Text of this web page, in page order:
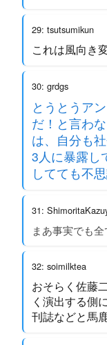
29: tsutsumikun
これは風向き
30: grdgs
とうとうア
だ！と言わ
は、自分も
3人に暴露し
してても不
31:
まあ事実でも
32: soimilktea
おそらく佐藤
く演出する側
刊誌などと馬